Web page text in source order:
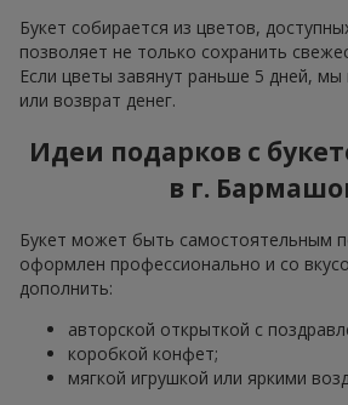
Букет собирается из цветов,
позволяет не только сохранить
Если цветы завянут раньше 5 дней, мы
или возврат денег.
Идеи подарков с
в г.
Букет может быть самостоятельным
оформлен профессионально и со
дополнить:
авторской открыткой с
коробкой конфет;
мягкой игрушкой или яркими